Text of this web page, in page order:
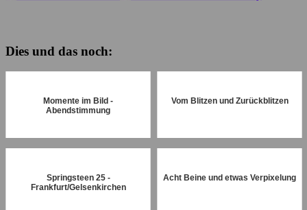
Dies und das noch:
Momente im Bild -
Abendstimmung
Vom Blitzen und Zurückblitzen
Springsteen 25 -
Frankfurt/Gelsenkirchen
Acht Beine und etwas Verpixelung